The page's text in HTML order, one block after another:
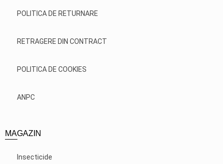
POLITICA DE RETURNARE
RETRAGERE DIN CONTRACT
POLITICA DE COOKIES
ANPC
MAGAZIN
Insecticide